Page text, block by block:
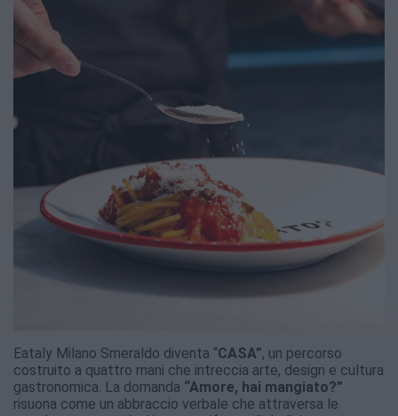
Eataly Milano Smeraldo diventa “CASA”, un percorso
costruito a quattro mani che intreccia arte, design e cultura
gastronomica. La domanda “Amore, hai mangiato?”
risuona come un abbraccio verbale che attraversa le